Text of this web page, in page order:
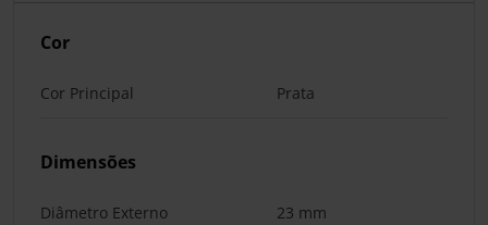
Cor
Cor Principal Prata
Dimensões
Diâmetro Externo 23 mm